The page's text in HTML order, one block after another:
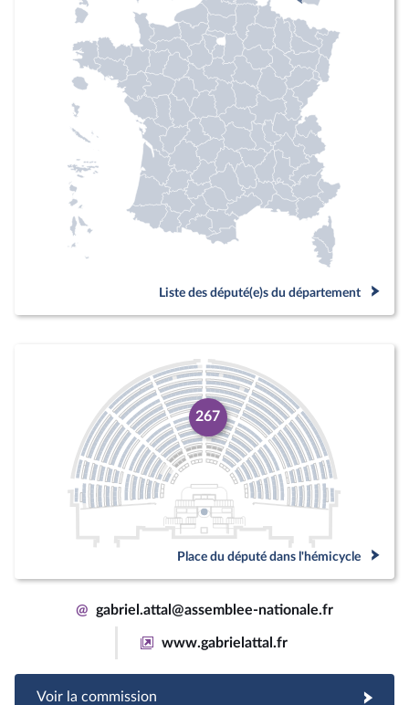
Liste des député(e)s du département
267
Place du député dans l'hémicycle
@ gabriel.attal@assemblee-nationale.fr
www.gabrielattal.fr
Voir la commission